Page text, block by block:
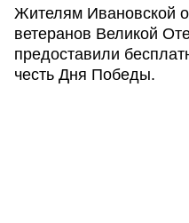
Жителям Ивановской
ветеранов Великой
предоставили
честь Дня Победы.